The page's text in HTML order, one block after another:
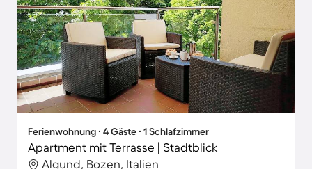
Ferienwohnung ∙ 4 Gäste ∙ 1 Schlafzimmer
Apartment mit Terrasse | Stadtblick
Algund, Bozen, Italien